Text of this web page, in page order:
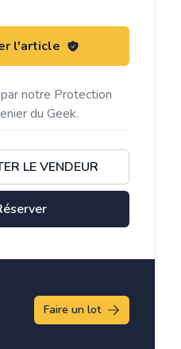
l'article
notre Protection
du Geek.
LE VENDEUR
Faire un lot